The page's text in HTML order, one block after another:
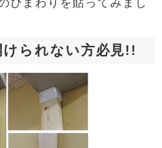
ひまわりを貼ってみまし
られない方必見!!